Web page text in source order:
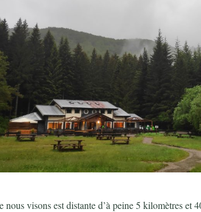
nous visons est distante d’à peine 5 kilomètres et